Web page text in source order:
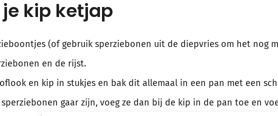
kip ketjap
(of gebruik sperziebonen uit de diepvries om het nog
en de rijst.
en kip in stukjes en bak dit allemaal in een pan met een
gaar zijn, voeg ze dan bij de kip in de pan toe en